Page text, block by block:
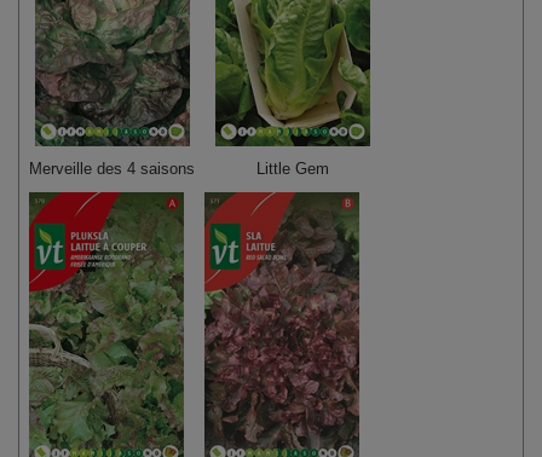
Merveille des 4 saisons Little Gem